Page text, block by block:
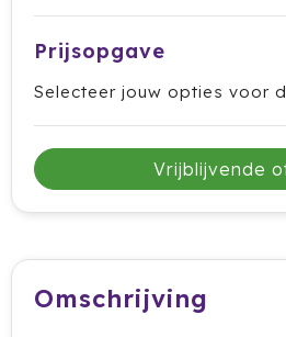
Cricket
Cutter & Buck
Elevate
Fitz Living
Fresh 'n Rebel
Fruit Of The Loom
Prijsopgave
Selecteer jouw opties voor
Vrijblijvende
Omschrijving